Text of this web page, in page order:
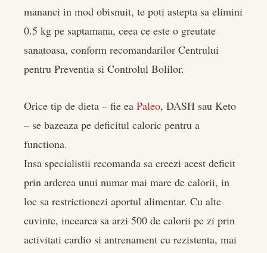
mananci in mod obisnuit, te poti astepta sa elimini
0.5 kg pe saptamana, ceea ce este o greutate
sanatoasa, conform recomandarilor Centrului
pentru Preventia si Controlul Bolilor.
Orice tip de dieta – fie ea Paleo, DASH sau Keto
– se bazeaza pe deficitul caloric pentru a
functiona.
Insa specialistii recomanda sa creezi acest deficit
prin arderea unui numar mai mare de calorii, in
loc sa restrictionezi aportul alimentar. Cu alte
cuvinte, incearca sa arzi 500 de calorii pe zi prin
activitati cardio si antrenament cu rezistenta, mai